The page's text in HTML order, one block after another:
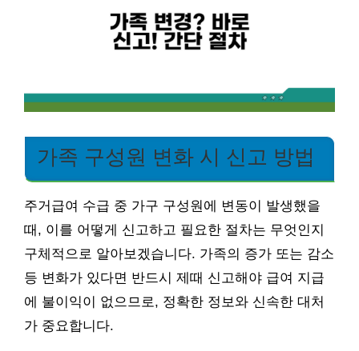
가족 구성원 변화 시 신고 방법
주거급여 수급 중 가구 구성원에 변동이 발생했을
때, 이를 어떻게 신고하고 필요한 절차는 무엇인지
구체적으로 알아보겠습니다. 가족의 증가 또는 감소
등 변화가 있다면 반드시 제때 신고해야 급여 지급
에 불이익이 없으므로, 정확한 정보와 신속한 대처
가 중요합니다.